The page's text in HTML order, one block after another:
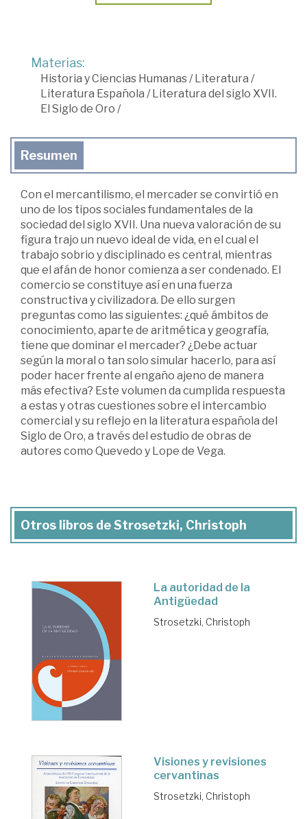
Materias:
Historia y Ciencias Humanas/Literatura /
Literatura Española /Literatura del siglo XVII.
El Siglo de Oro /
Resumen
Con el mercantilismo, el mercader se convirtió en
uno de los tipos sociales fundamentales de la
sociedad del siglo XVII. Una nueva valoración de su
figura trajo un nuevo ideal de vida, en el cual el
trabajo sobrio y disciplinado es central, mientras
que el afán de honor comienza a ser condenado. El
comercio se constituye así en una fuerza
constructiva y civilizadora. De ello surgen
preguntas como las siguientes: ¿qué ámbitos de
conocimiento, aparte de aritmética y geografía,
tiene que dominar el mercader? ¿Debe actuar
según la moral o tan solo simular hacerlo, para así
poder hacer frente al engaño ajeno de manera
más efectiva? Este volumen da cumplida respuesta
a estas y otras cuestiones sobre el intercambio
comercial y su reflejo en la literatura española del
Siglo de Oro, a través del estudio de obras de
autores como Quevedo y Lope de Vega.
Otros libros de Strosetzki, Christoph
La autoridad de la
Antigüedad
Strosetzki, Christoph
Visiones y revisiones
cervantinas
Strosetzki, Christoph